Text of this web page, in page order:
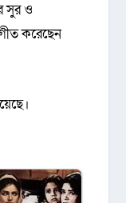
সুর ও
করেছেন